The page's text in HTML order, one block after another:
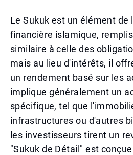
Le Sukuk est un élément de
financière islamique,
similaire à celle des
mais au lieu d'intérêts, il
un rendement basé sur les
implique généralement un
spécifique, tel que
infrastructures ou d'autres
les investisseurs tirent un
"Sukuk de Détail" est